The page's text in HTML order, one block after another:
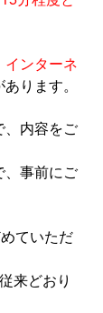
インターネ
ります。
、内容をご
、事前にご
ていただ
来どおり